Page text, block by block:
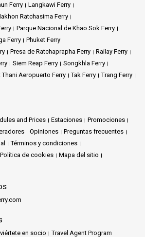
semillas de loto.
de Phang Ngason tesoros culturales por
y el encanto costero de Surat Thani la
de visita obligada.
las diversas atracciones de Phuket ofrecen
Ferry
Langkawi Ferry
Ratchasima Ferry
Parque Nacional de Khao Sok Ferry
Ferry
Phuket Ferry
Presa de Ratchaprapha Ferry
Railay Ferry
Siem Reap Ferry
Songkhla Ferry
Thani Aeropuerto Ferry Tak Ferry
Trang Ferry
and Prices Estaciones
Promociones
Opiniones
Preguntas frecuentes
Términos y condiciones
Política de cookies
Mapa del sitio
en socio Travel Agent Program